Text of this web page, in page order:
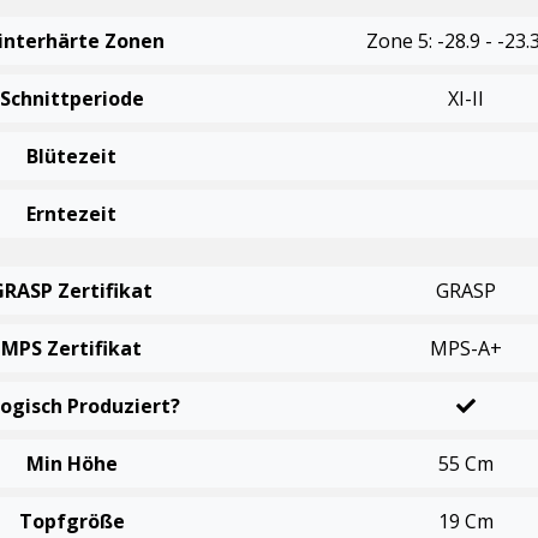
Zonen Zone 5: -28.9 - -
Schnittperiode XI-II
Blütezeit
Erntezeit
Zertifikat GRASP
MPS Zertifikat MPS-A+
Produziert?
Min Höhe 55 Cm
Topfgröße 19 Cm